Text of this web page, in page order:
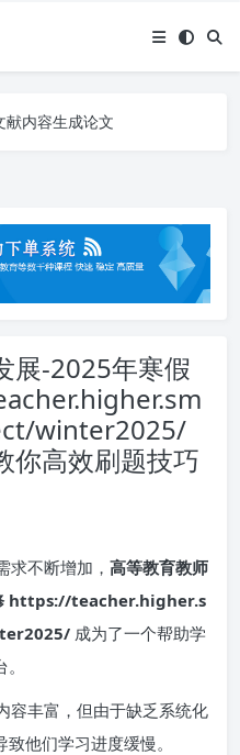
内容生成论文
续教育。现已接入代刷代考项目3000+
续教育。现已接入代刷代考项目3000+
展-2025年寒假
winter2025/
你高效刷题技巧
求不断增加， 高等教育教师
https://teacher.higher.s
成为了一个帮助学
容丰富，但由于缺乏系统化
他们学习进度缓慢。